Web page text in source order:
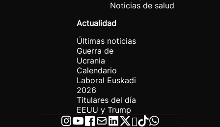
Noticias de salud
Actualidad
Últimas noticias
Guerra de
Ucrania
Calendario
Laboral Euskadi
2026
Titulares del día
EEUU y Trump